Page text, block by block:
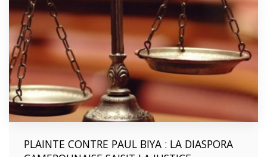
PLAINTE CONTRE PAUL BIYA : LA DIASPORA